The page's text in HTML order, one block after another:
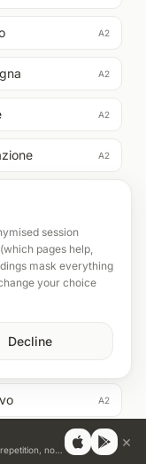
A2
A2
A2
A2
A2
A2
A2 ×
session
pages help,
mask everything
your choice
Decline